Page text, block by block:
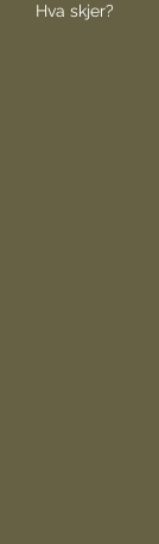
Hva skjer?